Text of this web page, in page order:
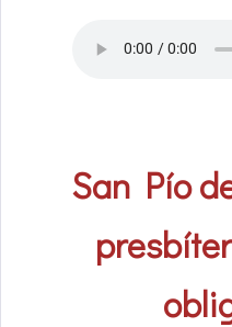
San Pío